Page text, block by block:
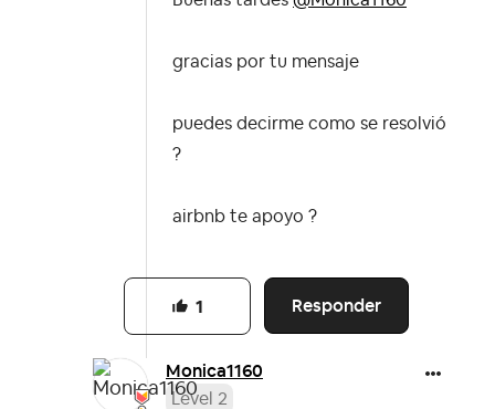
gracias por tu mensaje
puedes decirme como se resolvió
?
airbnb te apoyo ?
Responder
1
Monica1160
Level 2